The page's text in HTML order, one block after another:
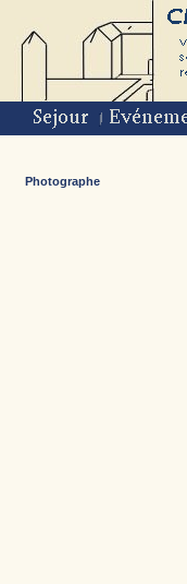
Photographe